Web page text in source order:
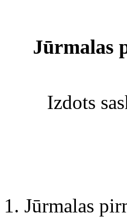
Jūrmalas
Izdots
1. Jūrmalas